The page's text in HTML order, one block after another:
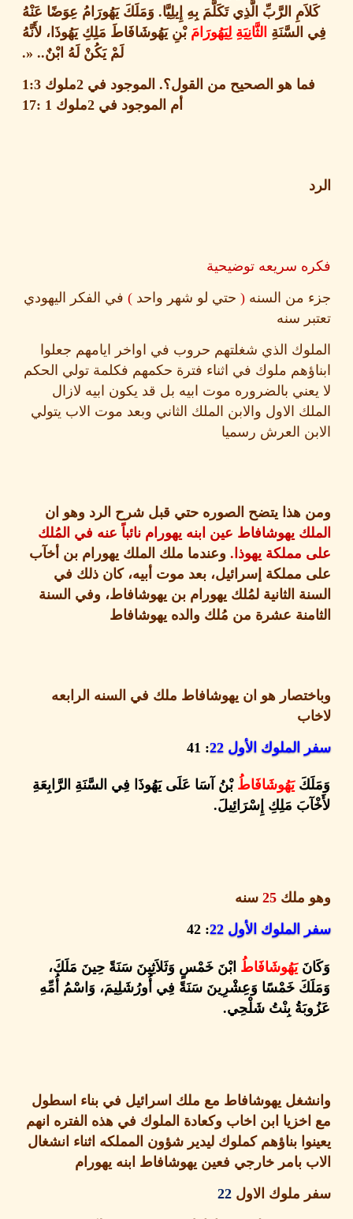
الرَّبِّ الَّذِي تَكَلَّمَ بِهِ إِيلِيَّا.وَمَلَكَ يَهُورَامُ عِوَضًا عَنْهُ
السَّنَةِالثَّانِيَةِ لِيَهُورَامَ بْنِ يَهُوشَافَاطَ مَلِكِ يَهُوذَا، لأَنَّهُ
لَمْ يَكُنْ لَهُ ابْنٌ.. «.
هو الصحيح من القول؟ .الموجود في2ملوك 1:3
أم الموجود في2ملوك 1 :17
سريعه توضيحية
من السنه(حتي لو شهر واحد) في الفكر اليهودي
سنه
الذي شغلتهم حروب في اواخر ايامهم جعلوا
ملوك في اثناء فترة حكمهم فكلمة تولي الحكم
بالضروره موت ابيه بل قد يكون ابيه لازال
الاول والابن الملك الثاني وبعد موت الاب يتولي
العرش رسميا
هذا يتضح الصوره حتي قبل شرح الرد وهو ان
يهوشافاط عين ابنه يهورام نائباً عنه في المُلك
مملكة يهوذا.وعندما ملك الملك يهورام بن أخآب
مملكة إسرائيل، بعد موت أبيه، كان ذلك في
الثانية لمُلك يهورام بن يهوشافاط، وفي السنة
عشرة من مُلك والده يهوشافاط
هو ان يهوشافاط ملك في السنه الرابعه
الملوك الأول22
: 41
يَهُوشَافَاطُبْنُ آسَا عَلَى يَهُوذَا فِي السَّنَةِ الرَّابِعَةِ
مَلِكِ إِسْرَائِيلَ .
ملك25 سنه
الملوك الأول22
: 42
يَهُوشَافَاطُابْنَ خَمْسٍ وَثَلاَثِينَ سَنَةً حِينَ مَلَكَ،
خَمْسًا وَعِشْرِينَ سَنَةً فِي أُورُشَلِيمَ، وَاسْمُ أُمِّهِ
بِنْتُ شَلْحِي
يهوشافاط مع ملك اسرائيل في بناء اسطول
ابن اخاب وكعادة الملوك في هذه الفتره انهم
بناؤهم كملوك ليدير شؤون المملكه اثناء انشغال
بامر خارجي فعين يهوشافاط ابنه يهورام
ملوك الاول22